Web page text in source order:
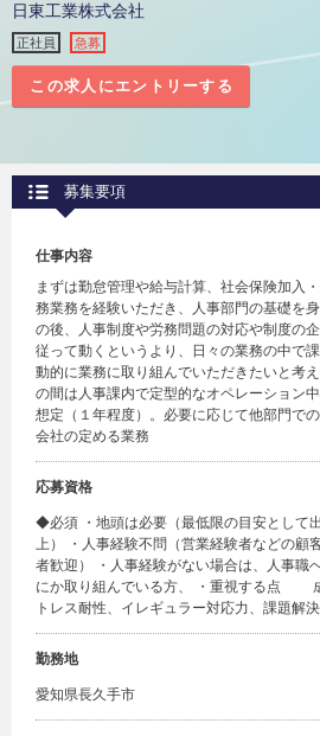
日東工業株式会社
正社員 急募
この求人にエントリーする
募集要項
仕事内容
まずは勤怠管理や給与計算、社会保険加入
務業務を経験いただき、人事部門の基礎を
の後、人事制度や労務問題の対応や制度の
従って動くというより、日々の業務の中で
動的に業務に取り組んでいただきたいと考
の間は人事課内で定型的なオペレーション
想定（１年程度）。必要に応じて他部門で
会社の定める業務
応募資格
◆必須 ・地頭は必要（最低限の目安として
上） ・人事経験不問（営業経験者などの顧
者歓迎） ・人事経験がない場合は、人事職
にか取り組んでいる方、 ・重視する点
トレス耐性、イレギュラー対応力、課題解決
勤務地
愛知県長久手市